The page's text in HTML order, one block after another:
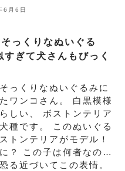
6月6日
っくりなぬいぐる
すぎて犬さんもびっく
っくりなぬいぐるみに
ワンコさん。 白黒模様
しい、 ボストンテリア
種です。 このぬいぐる
トンテリアがモデル！
？ この子は何者なの…
る近づいてこの表情。